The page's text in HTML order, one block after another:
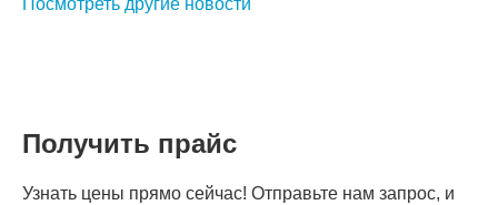
Посмотреть другие новости
Получить прайс
Узнать цены прямо сейчас! Отправьте нам запрос, и